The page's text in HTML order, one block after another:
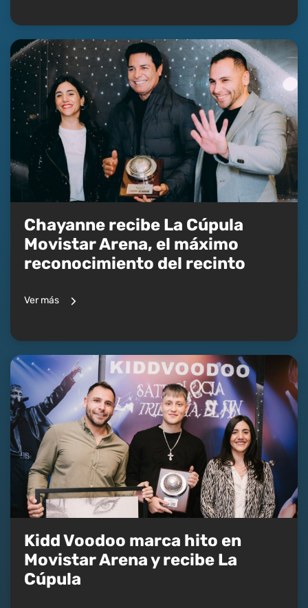
Chayanne recibe La Cúpula
Movistar Arena, el máximo
reconocimiento del recinto
Ver más
Kidd Voodoo marca hito en
Movistar Arena y recibe La
Cúpula